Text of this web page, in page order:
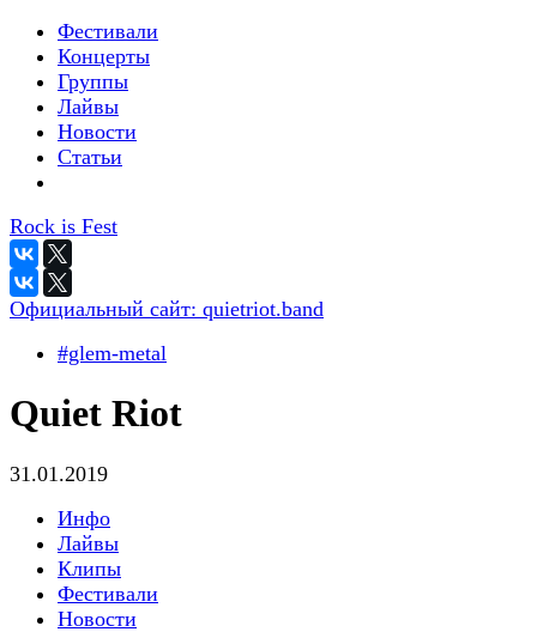
Фестивали
Концерты
Группы
Лайвы
Новости
Статьи
Rock is Fest
Официальный сайт: quietriot.band
#glem-metal
Quiet Riot
31.01.2019
Инфо
Лайвы
Клипы
Фестивали
Новости